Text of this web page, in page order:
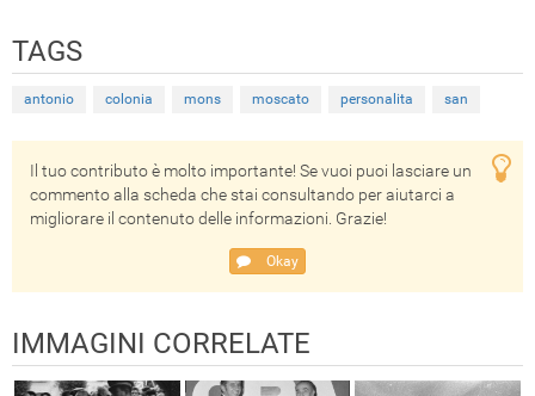
TAGS
antonio colonia mons moscato personalita san
Il tuo contributo è molto importante! Se vuoi puoi lasciare un
commento alla scheda che stai consultando per aiutarci a
migliorare il contenuto delle informazioni. Grazie!
Okay
IMMAGINI CORRELATE